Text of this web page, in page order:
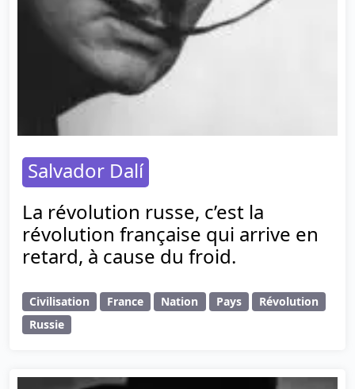
Salvador Dalí
La révolution russe, c’est la
révolution française qui arrive en
retard, à cause du froid.
Civilisation France Nation Pays
Révolution
Russie